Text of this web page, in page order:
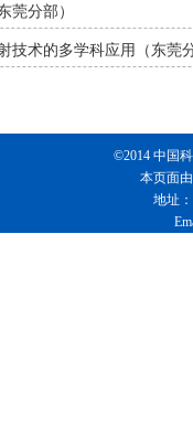
莞分部）
术的多学科应用（东莞
©2014 中国
本页面
地址